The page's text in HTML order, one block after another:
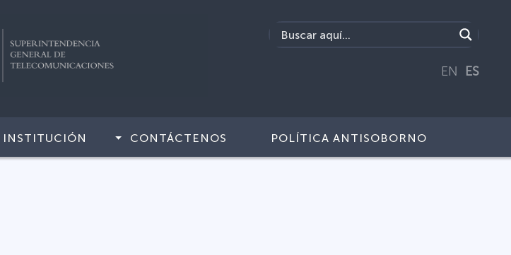
EN ES
INSTITUCIÓN CONTÁCTENOS POLÍTICA ANTISOBORNO